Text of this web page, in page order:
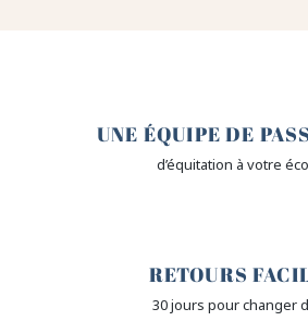
UNE ÉQUIPE DE
d’équitation à votre
RETOURS
30 jours pour changer